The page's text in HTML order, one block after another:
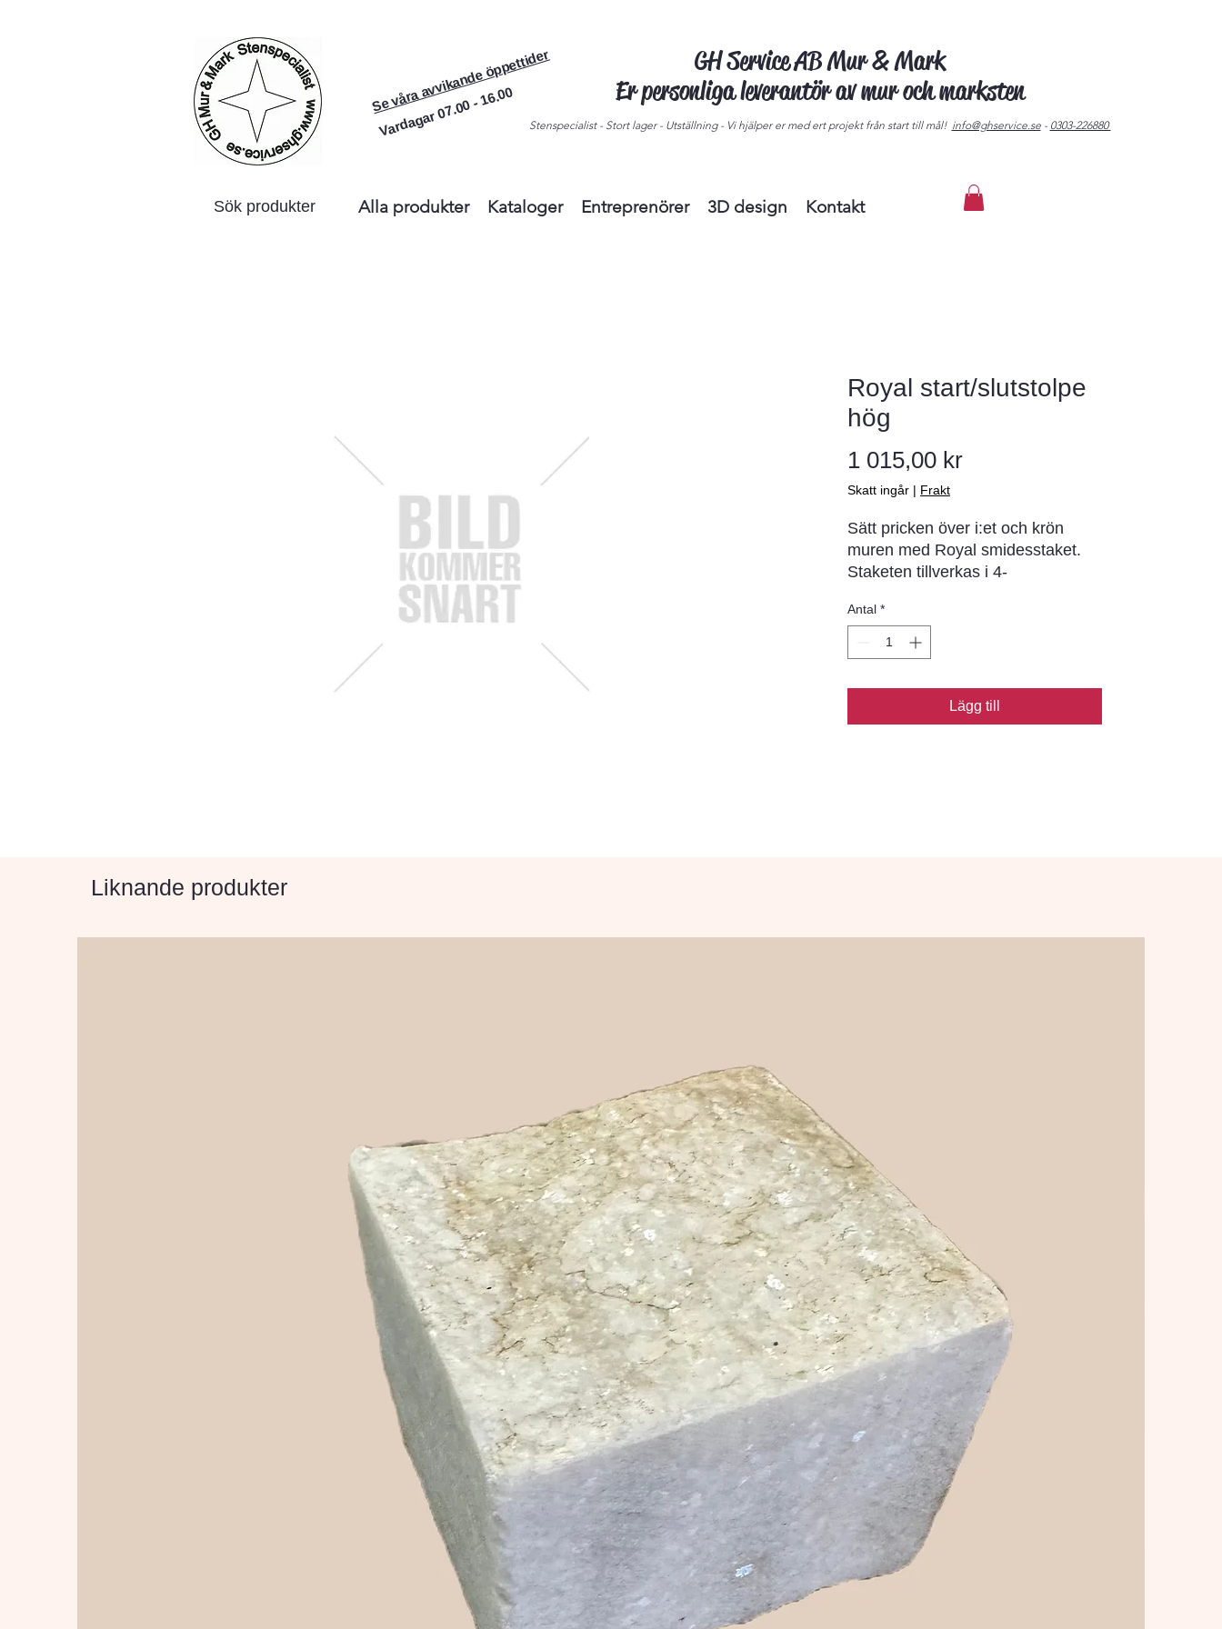
Se våra avvikande öppettider
Vardagar 07.00 - 16.00
GH Service AB Mur & Mark
Er personliga leverantör av mur och marksten
Stenspecialist - Stort lager - Utställning - Vi hjälper er med ert projekt från start till mål! info@ghservice.se- 0303-226880
Alla produkter Kataloger Entreprenörer 3D design Kontakt
Sök produkter
Royal start/slutstolpe
hög
1 015,00 krPris
Skatt ingår | Frakt
Sätt pricken över i:et och krön
muren med Royal smidesstaket.
Staketen tillverkas i 4-
500 och 900 mm, i klassiskt
antracitfärgat smidesjärn.
Grindarna finns i höjderna 800 och
Antal *
Lägg till
Liknande produkter